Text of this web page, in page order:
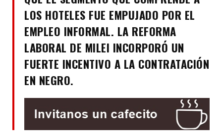
LOS HOTELES FUE EMPUJADO POR EL
EMPLEO INFORMAL. LA REFORMA
LABORAL DE MILEI INCORPORÓ UN
FUERTE INCENTIVO A LA CONTRATACIÓN
EN NEGRO.